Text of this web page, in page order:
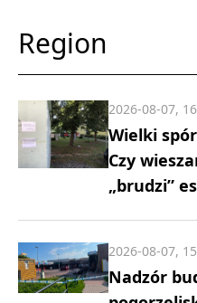
Region
Wielki
Czy
„brudzi”
2026-08-07,
Nadzór
2026-08-07,